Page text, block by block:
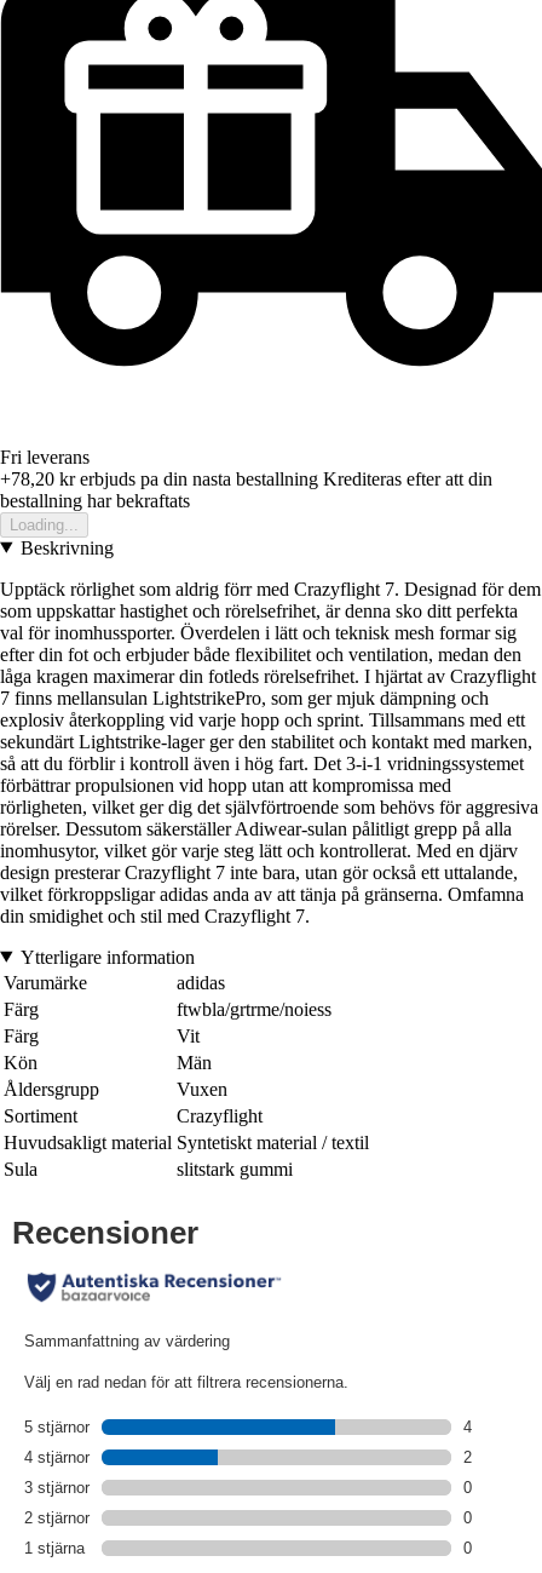
Fri leverans
+78,20 krerbjuds pa din nasta bestallning Krediteras efter att din
bestallning har bekraftats
Loading...
Beskrivning
Upptäck rörlighet som aldrig förr med Crazyflight 7. Designad för dem
som uppskattar hastighet och rörelsefrihet, är denna sko ditt perfekta
val för inomhussporter. Överdelen i lätt och teknisk mesh formar sig
efter din fot och erbjuder både flexibilitet och ventilation, medan den
låga kragen maximerar din fotleds rörelsefrihet. I hjärtat av Crazyflight
7 finns mellansulan LightstrikePro, som ger mjuk dämpning och
explosiv återkoppling vid varje hopp och sprint. Tillsammans med ett
sekundärt Lightstrike-lager ger den stabilitet och kontakt med marken,
så att du förblir i kontroll även i hög fart. Det 3-i-1 vridningssystemet
förbättrar propulsionen vid hopp utan att kompromissa med
rörligheten, vilket ger dig det självförtroende som behövs för aggresiva
rörelser. Dessutom säkerställer Adiwear-sulan pålitligt grepp på alla
inomhusytor, vilket gör varje steg lätt och kontrollerat. Med en djärv
design presterar Crazyflight 7 inte bara, utan gör också ett uttalande,
vilket förkroppsligar adidas anda av att tänja på gränserna. Omfamna
din smidighet och stil med Crazyflight 7.
Ytterligare information
Varumärke
adidas
Färg
ftwbla/grtrme/noiess
Färg
Vit
Kön
Män
Åldersgrupp
Vuxen
Sortiment
Crazyflight
Huvudsakligt material Syntetiskt material / textil
Sula
slitstark gummi